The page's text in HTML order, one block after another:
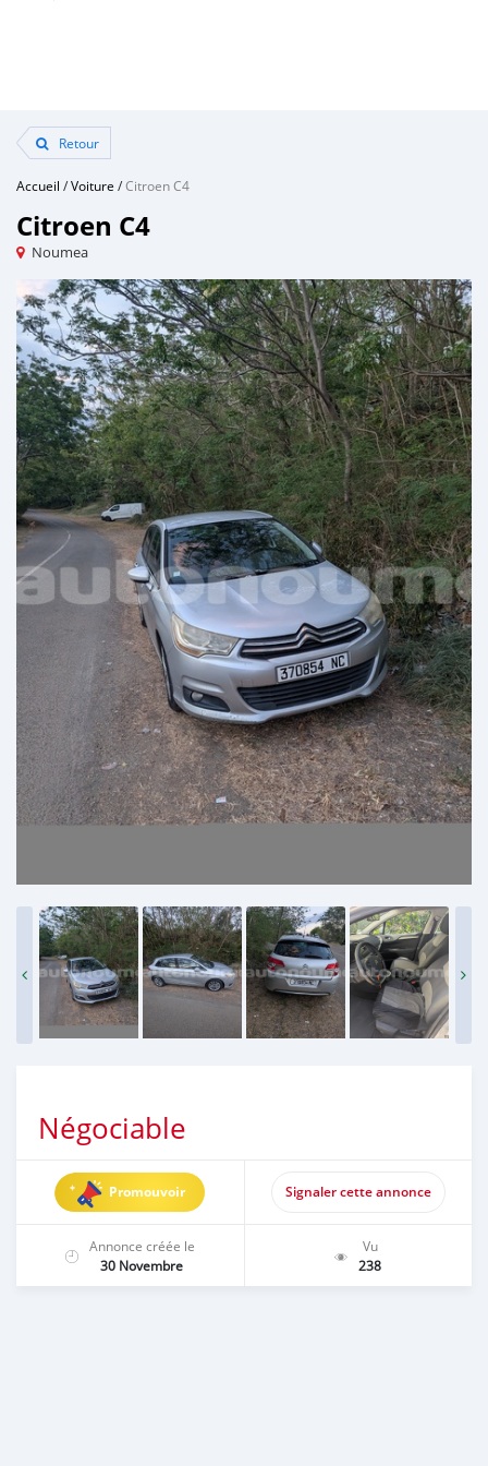
Retour
Accueil /Voiture /Citroen C4
Citroen C4
Noumea
Négociable
Promouvoir Signaler cette annonce
Annonce créée le
30 Novembre
Vu
238